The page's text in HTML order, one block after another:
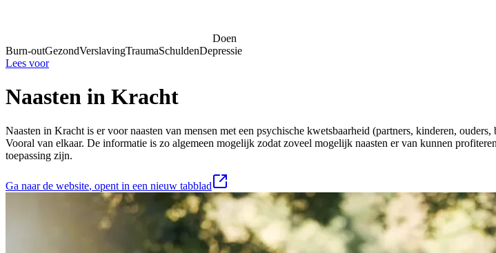
Doen
Burn-outGezondVerslavingTraumaSchuldenDepressie
Lees voor
Naasten in Kracht
Naasten in Kracht is er voor naasten van mensen met een psychische kwetsbaarheid (partners, kinderen,
Vooral van elkaar. De informatie is zo algemeen mogelijk zodat zoveel mogelijk naasten er van kunnen
toepassing zijn.
Ga naar de website, opent in een nieuw tabblad